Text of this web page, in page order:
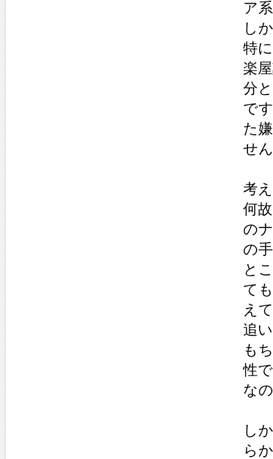
ア
し
特
楽
分
で
た
せ
考
何
の
の
と
て
え
追
も
性
な
し
ら